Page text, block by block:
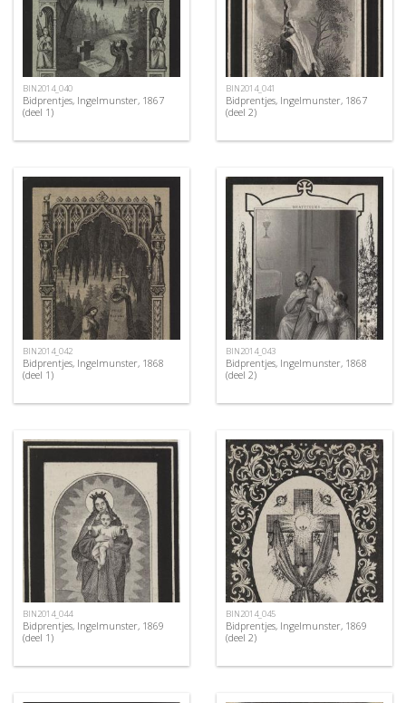
BIN2014_040
Bidprentjes, Ingelmunster, 1867
(deel 1)
BIN2014_041
Bidprentjes, Ingelmunster, 1867
(deel 2)
BIN2014_042
Bidprentjes, Ingelmunster, 1868
(deel 1)
BIN2014_043
Bidprentjes, Ingelmunster, 1868
(deel 2)
BIN2014_044
Bidprentjes, Ingelmunster, 1869
(deel 1)
BIN2014_045
Bidprentjes, Ingelmunster, 1869
(deel 2)